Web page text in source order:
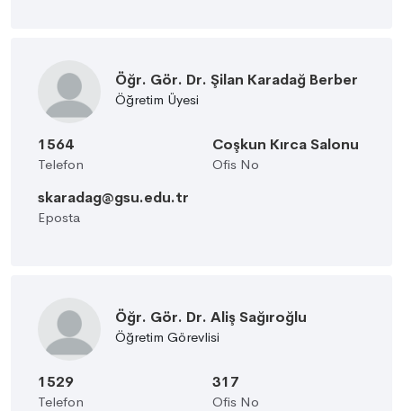
Öğr. Gör. Dr. Şilan Karadağ Berber
Öğretim Üyesi
1564
Telefon
Coşkun Kırca Salonu
Ofis No
skaradag@gsu.edu.tr
Eposta
Öğr. Gör. Dr. Aliş Sağıroğlu
Öğretim Görevlisi
1529
Telefon
317
Ofis No